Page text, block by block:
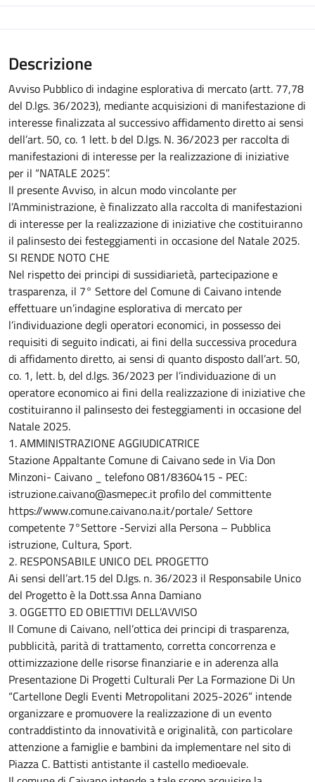
Descrizione
Avviso Pubblico di indagine esplorativa di mercato (artt. 77,78
del D.lgs. 36/2023), mediante acquisizioni di manifestazione di
interesse finalizzata al successivo affidamento diretto ai sensi
dell’art. 50, co. 1 lett. b del D.lgs. N. 36/2023 per raccolta di
manifestazioni di interesse per la realizzazione di iniziative
per il “NATALE 2025”.
Il presente Avviso, in alcun modo vincolante per
l’Amministrazione, è finalizzato alla raccolta di manifestazioni
di interesse per la realizzazione di iniziative che costituiranno
il palinsesto dei festeggiamenti in occasione del Natale 2025.
SI RENDE NOTO CHE
Nel rispetto dei principi di sussidiarietà, partecipazione e
trasparenza, il 7° Settore del Comune di Caivano intende
effettuare un’indagine esplorativa di mercato per
l’individuazione degli operatori economici, in possesso dei
requisiti di seguito indicati, ai fini della successiva procedura
di affidamento diretto, ai sensi di quanto disposto dall’art. 50,
co. 1, lett. b, del d.lgs. 36/2023 per l’individuazione di un
operatore economico ai fini della realizzazione di iniziative che
costituiranno il palinsesto dei festeggiamenti in occasione del
Natale 2025.
1. AMMINISTRAZIONE AGGIUDICATRICE
Stazione Appaltante Comune di Caivano sede in Via Don
Minzoni- Caivano _ telefono 081/8360415 - PEC:
istruzione.caivano@asmepec.it profilo del committente
https://www.comune.caivano.na.it/portale/ Settore
competente 7°Settore -Servizi alla Persona – Pubblica
istruzione, Cultura, Sport.
2. RESPONSABILE UNICO DEL PROGETTO
Ai sensi dell’art.15 del D.lgs. n. 36/2023 il Responsabile Unico
del Progetto è la Dott.ssa Anna Damiano
3. OGGETTO ED OBIETTIVI DELL’AVVISO
Il Comune di Caivano, nell’ottica dei principi di trasparenza,
pubblicità, parità di trattamento, corretta concorrenza e
ottimizzazione delle risorse finanziarie e in aderenza alla
Presentazione Di Progetti Culturali Per La Formazione Di Un
“Cartellone Degli Eventi Metropolitani 2025-2026” intende
organizzare e promuovere la realizzazione di un evento
contraddistinto da innovatività e originalità, con particolare
attenzione a famiglie e bambini da implementare nel sito di
Piazza C. Battisti antistante il castello medioevale.